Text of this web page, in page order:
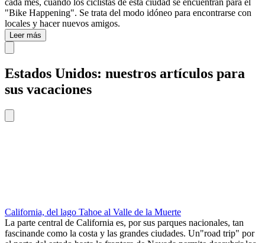
"Bike Happening". Se trata del modo idóneo para encontrarse con
locales y hacer nuevos amigos.
Leer más
Estados Unidos: nuestros artículos para
sus vacaciones
California, del lago Tahoe al Valle de la Muerte
La parte central de California es, por sus parques nacionales, tan
fascinande como la costa y las grandes ciudades. Un"road trip" por